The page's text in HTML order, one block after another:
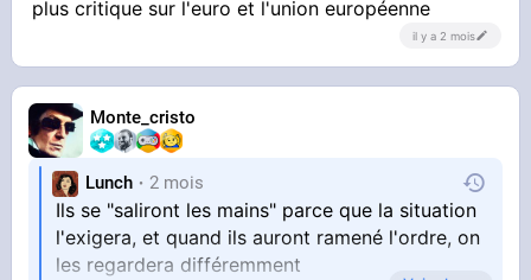
plus critique sur l'euro et l'union européenne
il y a 2 mois
Monte_cristo
Lunch 2 mois
Ils se "saliront les mains" parce que la situation
l'exigera, et quand ils auront ramené l'ordre, on
les regardera différemment